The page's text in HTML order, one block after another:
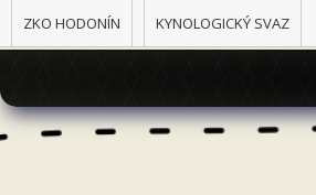
ZKO HODONÍN KYNOLOGICKÝ SVAZ